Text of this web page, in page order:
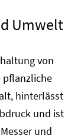
Umwelt
von
pflanzliche
hinterlässt
und ist
und